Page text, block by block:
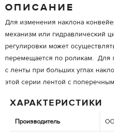
ОПИСАНИЕ
Для изменения наклона
механизм или гидравлический
регулировки может
перемещается по роликам. Для
с ленты при больших углах
этой серии лентой с
ХАРАКТЕРИСТИКИ
Производитель